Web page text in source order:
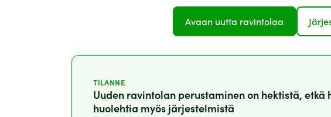
Avaan uutta ravintolaa
TILANNE
Uuden ravintolan perustaminen on hektistä, etkä
huolehtia myös järjestelmistä